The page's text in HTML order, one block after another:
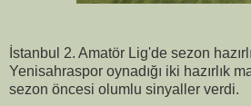
İstanbul 2. Amatör Lig'de sezon
Yenisahraspor oynadığı iki hazırlık
sezon öncesi olumlu sinyaller verdi.